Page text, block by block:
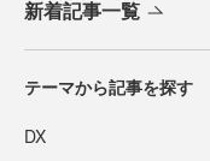
新着記事一覧
テーマから記事を探す
DX